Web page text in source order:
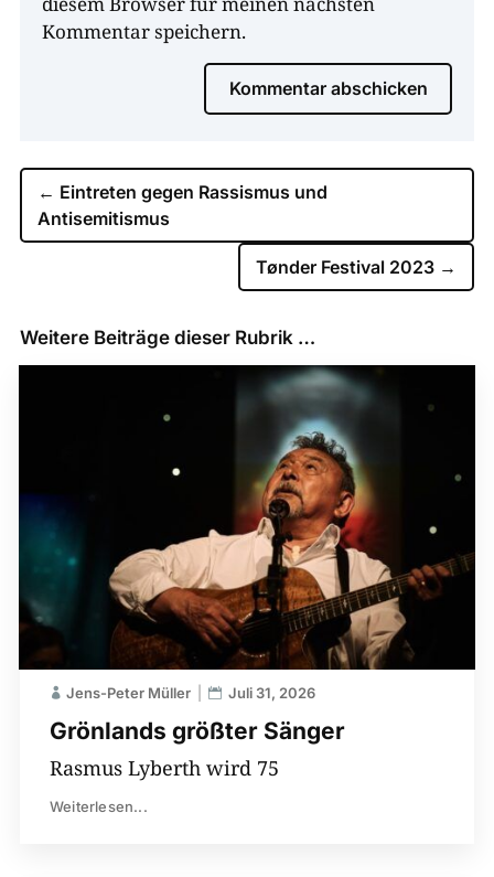
Kommentar speichern.
Kommentar abschicken
← Eintreten gegen Rassismus und
Antisemitismus
Tønder Festival 2023 →
Weitere Beiträge dieser Rubrik …
Grönlands größter Sänger
Jens-Peter Müller Juli 31, 2026
Rasmus Lyberth wird 75
Weiterlesen...